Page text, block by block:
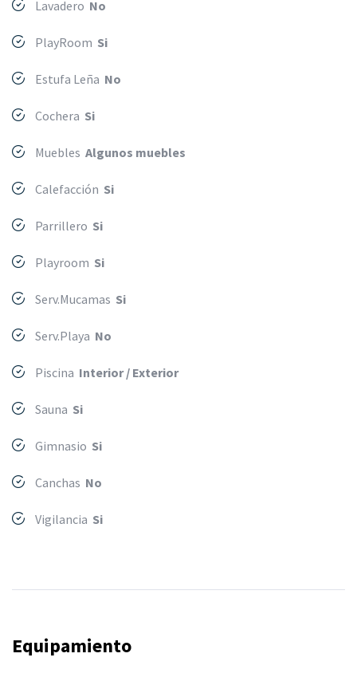
Lavadero No
PlayRoom Si
Estufa Leña No
Cochera Si
Muebles Algunos muebles
Calefacción Si
Parrillero Si
Playroom Si
Serv.Mucamas Si
Serv.Playa No
Piscina Interior / Exterior
Sauna Si
Gimnasio Si
Canchas No
Vigilancia Si
Equipamiento